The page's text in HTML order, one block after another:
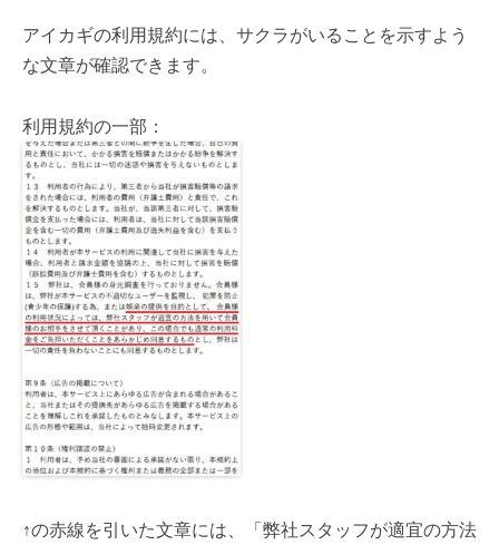
アイカギの利用規約には、サクラがいることを示すよう
な文章が確認できます。
利用規約の一部：
↑の赤線を引いた文章には、「弊社スタッフが適宜の方法